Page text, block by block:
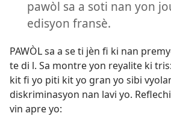
pawòl sa a soti nan yon
edisyon fransè.
PAWÒL sa a se ti jèn fi ki nan
te di l. Sa montre yon reyalite ki
kit fi yo piti kit yo gran yo sibi
diskriminasyon nan lavi yo.
vin apre yo: